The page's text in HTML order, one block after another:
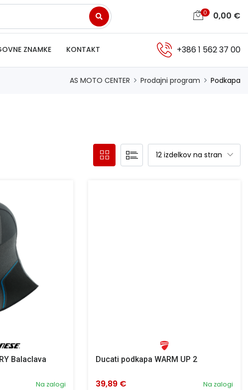
0 0,00 €
ZNAMKE KONTAKT +386 1 562 37 00
AS MOTO CENTER Prodajni program Podkapa
Balaclava
Na zalogi
Ducati podkapa WARM UP 2
Na zalogi
39,89 €